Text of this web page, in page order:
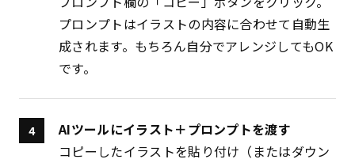
プロンプトはイラストの内容に合わせて自動生
成されます。もちろん自分でアレンジしてもOK
です。
AIツールにイラスト＋プロンプトを渡す
コピーしたイラストを貼り付け（またはダウン